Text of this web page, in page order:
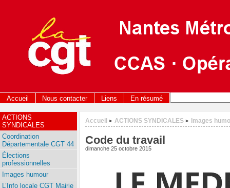
Accueil Nous contacter Liens En résumé
Accueil > ACTIONS SYNDICALES > Images
Code du travail
dimanche 25 octobre 2015
ACTIONS
SYNDICALES
Coordination
Départementale CGT 44
Élections
professionnelles
Images humour
L’Info locale CGT Mairie